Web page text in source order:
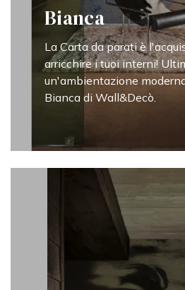
Bianca
La Carta da parati è
arricchire i tuoi interni!
un'ambientazione
Bianca di Wall&Decò.